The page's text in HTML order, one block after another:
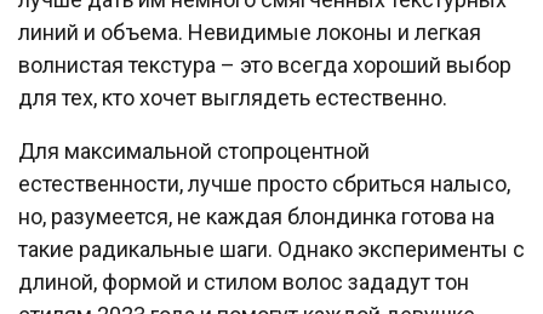
линий и объема. Невидимые локоны и легкая
волнистая текстура – это всегда хороший выбор
для тех, кто хочет выглядеть естественно.
Для максимальной стопроцентной
естественности, лучше просто сбриться налысо,
но, разумеется, не каждая блондинка готова на
такие радикальные шаги. Однако эксперименты с
длиной, формой и стилом волос зададут тон